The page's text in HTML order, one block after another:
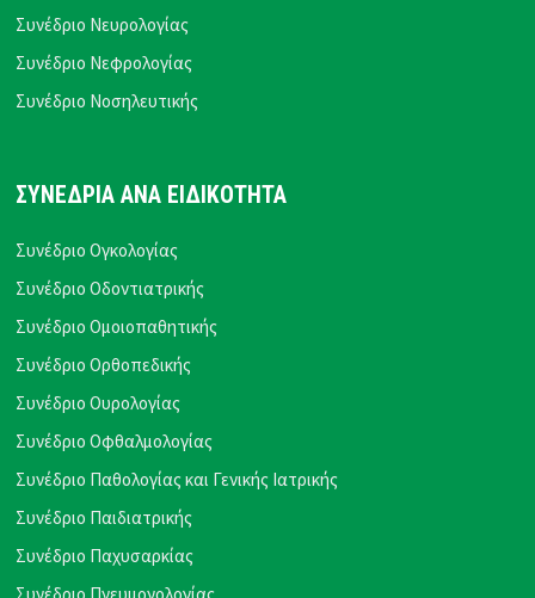
Συνέδριο Νευρολογίας
Συνέδριο Νεφρολογίας
Συνέδριο Νοσηλευτικής
ΣΥΝΕΔΡΙΑ ΑΝΑ ΕΙΔΙΚΟΤΗΤΑ
Συνέδριο Ογκολογίας
Συνέδριο Οδοντιατρικής
Συνέδριο Ομοιοπαθητικής
Συνέδριο Ορθοπεδικής
Συνέδριο Ουρολογίας
Συνέδριο Οφθαλμολογίας
Συνέδριο Παθολογίας και Γενικής Ιατρικής
Συνέδριο Παιδιατρικής
Συνέδριο Παχυσαρκίας